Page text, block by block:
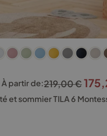
À partir de:219,00€Le
prix
et sommier TILA 6